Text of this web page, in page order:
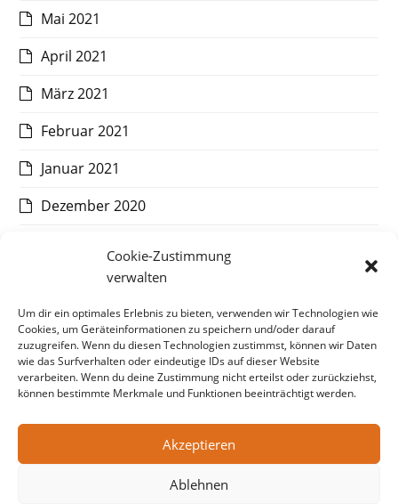
Cookie-Zustimmung
verwalten
Um dir ein optimales Erlebnis zu bieten, verwenden wir Technologien wie
Cookies, um Geräteinformationen zu speichern und/oder darauf
zuzugreifen. Wenn du diesen Technologien zustimmst, können wir Daten
wie das Surfverhalten oder eindeutige IDs auf dieser Website
verarbeiten. Wenn du deine Zustimmung nicht erteilst oder zurückziehst,
können bestimmte Merkmale und Funktionen beeinträchtigt werden.
Akzeptieren
Ablehnen
Mai 2021
April 2021
März 2021
Februar 2021
Januar 2021
Dezember 2020
Oktober 2020
September 2020
August 2020
Juli 2020